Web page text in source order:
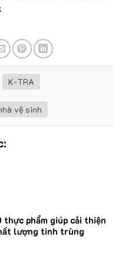
K-TRA
vệ sinh
thực phẩm giúp cải thiện
lượng tinh trùng